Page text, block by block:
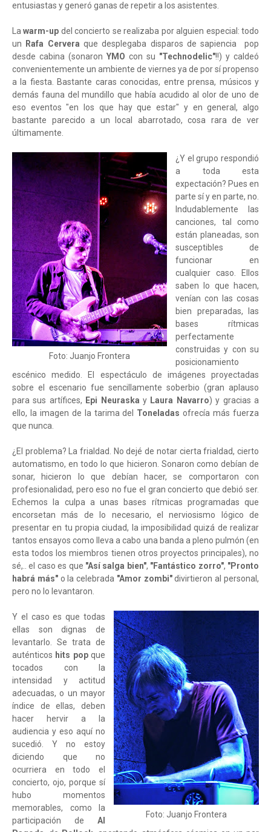
entusiastas y generó ganas de repetir a los asistentes.
Lawarm-up del concierto se realizaba por alguien especial: todo
un
Rafa Cervera que desplegaba disparos de sapiencia pop
desde cabina (sonaron YMO con su "Technodelic"!!) y caldeó
convenientemente un ambiente de viernes ya de por sí propenso
a la fiesta. Bastante caras conocidas, entre prensa, músicos y
demás fauna del mundillo que había acudido al olor de uno de
eso eventos "en los que hay que estar" y en general, algo
bastante parecido a un local abarrotado, cosa rara de ver
últimamente.
Foto: Juanjo Frontera
¿Y el grupo respondió
a toda esta
expectación? Pues en
parte sí y en parte, no.
Indudablemente las
canciones, tal como
están planeadas, son
susceptibles de
funcionar en
cualquier caso. Ellos
saben lo que hacen,
venían con las cosas
bien preparadas, las
bases rítmicas
perfectamente
construidas y con su
posicionamiento
escénico medido. El espectáculo de imágenes proyectadas
sobre el escenario fue sencillamente soberbio (gran aplauso
para sus artífices, Epi Neuraskay Laura Navarro) y gracias a
ello, la imagen de la tarima del Toneladasofrecía más fuerza
que nunca.
¿El problema? La frialdad. No dejé de notar cierta frialdad, cierto
automatismo, en todo lo que hicieron. Sonaron como debían de
sonar, hicieron lo que debían hacer, se comportaron con
profesionalidad, pero eso no fue el gran concierto que debió ser.
Echemos la culpa a unas bases rítmicas programadas que
encorsetan más de lo necesario, el nerviosismo lógico de
presentar en tu propia ciudad, la imposibilidad quizá de realizar
tantos ensayos como lleva a cabo una banda a pleno pulmón (en
esta todos los miembros tienen otros proyectos principales), no
sé,.. el caso es que "Así salga bien", "Fantástico zorro", "Pronto
habrá más"o la celebrada "Amor zombi"divirtieron al personal,
pero no lo levantaron.
Foto: Juanjo Frontera
Y el caso es que todas
ellas son dignas de
levantarlo. Se trata de
auténticos hits popque
tocados con la
intensidad y actitud
adecuadas, o un mayor
índice de ellas, deben
hacer hervir a la
audiencia y eso aquí no
sucedió. Y no estoy
diciendo que no
ocurriera en todo el
concierto, ojo, porque sí
hubo momentos
memorables, como la
participación de Al